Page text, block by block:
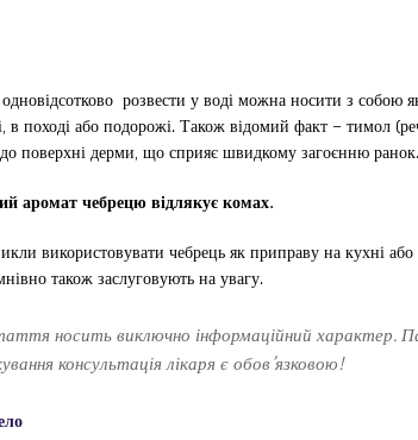
розвести у воді можна носити з собою
в поході або подорожі. Також відомий факт – тимол
поверхні дерми, що сприяє швидкому загоєнню ранок.
аромат чебрецю відлякує комах.
використовувати чебрець як приправу на кухні або
також заслуговують на увагу.
носить виключно інформаційний характер.
консультація лікаря є обов’язковою!